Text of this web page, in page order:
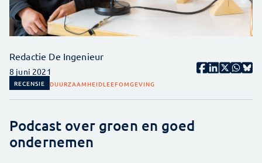
Redactie De Ingenieur
8 juni 2021
RECENSIE DUURZAAMHEIDLEEFOMGEVING
Podcast over groen en goed
ondernemen